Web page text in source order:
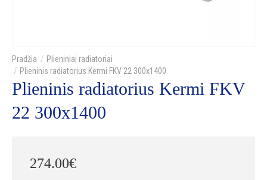
Plieniniai radiatoriai
Plieninis radiatorius Kermi FKV 22 300x1400
Plieninis radiatorius Kermi FKV
22 300x1400
274.00€